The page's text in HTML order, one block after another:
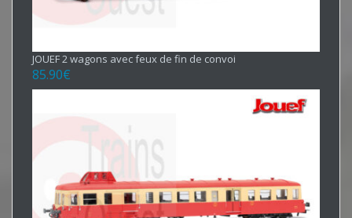
JOUEF 2 wagons avec feux de fin de convoi
85.90€